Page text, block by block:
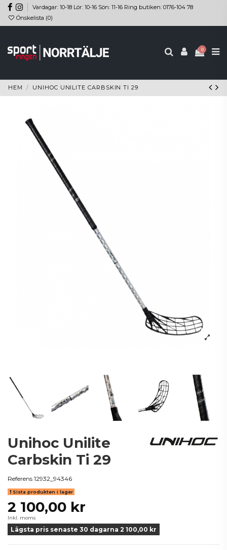
Vardagar: 10-18 Lör: 10-16 Sön: 11-16 Ring butiken: 0176-104 78
Önskelista (0)
0
HEM UNIHOC UNILITE CARBSKIN TI 29
Unihoc Unilite
Carbskin Ti 29
Referens 12932_94346
Sista produkten i lager
2 100,00 kr
Inkl. moms
Lägsta pris senaste 30 dagarna 2 100,00 kr